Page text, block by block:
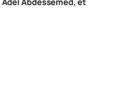
Abdessemed, et